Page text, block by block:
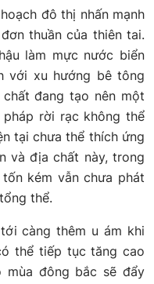
đô thị nhấn mạnh
thuần của thiên tai.
làm mực nước biển
với xu hướng bê tông
đang tạo nên một
rời rạc không thể
tại chưa thể thích ứng
và địa chất này, trong
kém vẫn chưa phát
thể.
càng thêm u ám khi
thể tiếp tục tăng cao
mùa đông bắc sẽ đẩy